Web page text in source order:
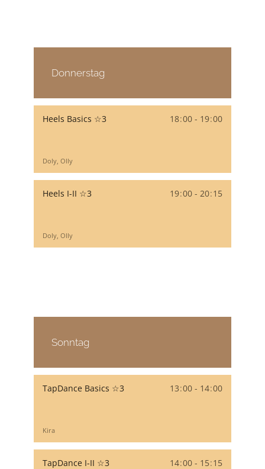
Donnerstag
Heels Basics ☆3 18:00 - 19:00
Doly, Olly
Heels I-II ☆3 19:00 - 20:15
Doly, Olly
Sonntag
TapDance Basics ☆3 13:00 - 14:00
Kira
TapDance I-II ☆3 14:00 - 15:15